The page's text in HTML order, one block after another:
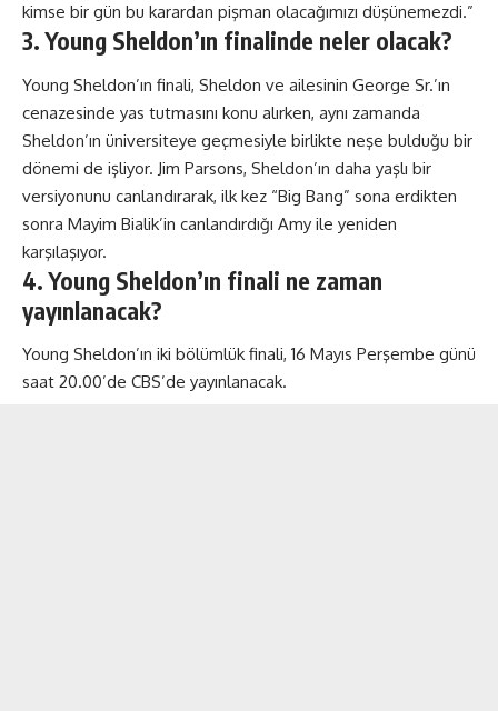
kimse bir gün bu karardan pişman olacağımızı düşünemezdi.”
3. Young Sheldon’ın finalinde neler olacak?
Young Sheldon’ın finali, Sheldon ve ailesinin George Sr.’ın
cenazesinde yas tutmasını konu alırken, aynı zamanda
Sheldon’ın üniversiteye geçmesiyle birlikte neşe bulduğu bir
dönemi de işliyor. Jim Parsons, Sheldon’ın daha yaşlı bir
versiyonunu canlandırarak, ilk kez “Big Bang” sona erdikten
sonra Mayim Bialik’in canlandırdığı Amy ile yeniden
karşılaşıyor.
4. Young Sheldon’ın finali ne zaman
yayınlanacak?
Young Sheldon’ın iki bölümlük finali, 16 Mayıs Perşembe günü
saat 20.00’de CBS’de yayınlanacak.